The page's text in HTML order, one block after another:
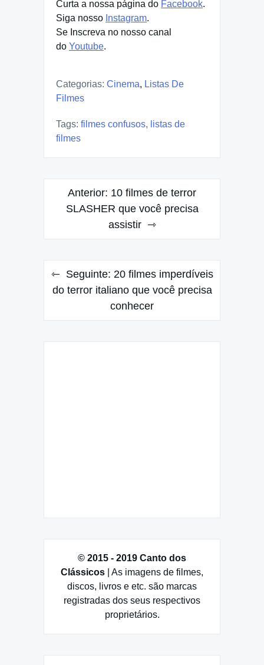
Curta a nossa página do Facebook.
Siga nosso Instagram.
Se Inscreva no nosso canal
do Youtube.
Categorias: Cinema, Listas De
Filmes
Tags: filmes confusos, listas de
filmes
Navegação
Anterior: 10 filmes de terror
SLASHER que você precisa
assistir
Seguinte: 20 filmes imperdíveis
do terror italiano que você precisa
conhecer
© 2015 - 2019 Canto dos
Clássicos | As imagens de filmes,
discos, livros e etc. são marcas
registradas dos seus respectivos
proprietários.